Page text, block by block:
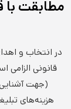
مطابقت با
در انتخاب و
(جهت
هزینه‌های